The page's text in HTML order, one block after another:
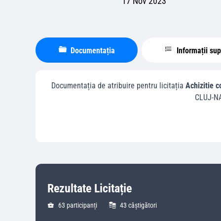
Documentația Informații
Documentația de atribuire pentru licitația Achizitie
CLUJ-
Rezultate Licitație
63 participanți 43 câștigători